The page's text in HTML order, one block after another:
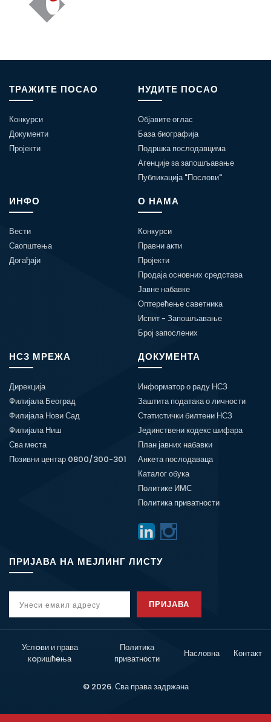
ТРАЖИТЕ ПОСАО
Конкурси
Документи
Пројекти
НУДИТЕ ПОСАО
Објавите оглас
База биографија
Подршка послодавцима
Агенције за запошљавање
Публикација "Послови"
ИНФО
Вести
Саопштења
Догађаји
О НАМА
Конкурси
Правни акти
Пројекти
Продаја основних средстава
Јавне набавке
Оптерећење саветника
Испит - Запошљавање
Број запослених
НСЗ МРЕЖА
Дирекција
Филијала Београд
Филијала Нови Сад
Филијала Ниш
Сва места
Позивни центар 0800/300-301
ДОКУМЕНТА
Информатор о раду НСЗ
Заштита података о личности
Статистички билтени НСЗ
Јединствени кодекс шифара
План јавних набавки
Анкета послодаваца
Каталог обука
Политике ИМС
Политика приватности
ПРИЈАВА НА МЕЈЛИНГ ЛИСТУ
ПРИЈАВА
Услoви и права
кoришћeња
Политика
приватности
Насловна Контакт
© 2026. Сва права задржана